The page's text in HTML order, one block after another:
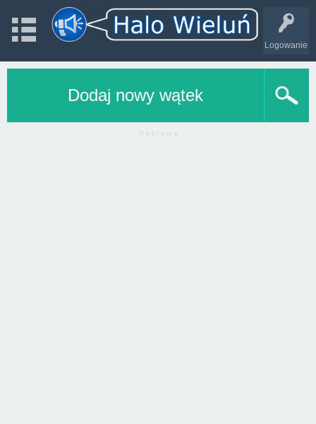
Logowanie
Dodaj nowy wątek
R e k l a m a